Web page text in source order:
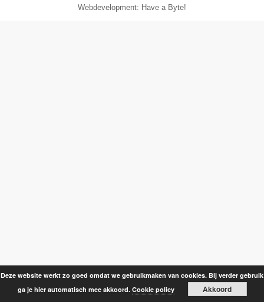
Webdevelopment: Have a Byte!
Deze website werkt zo goed omdat we gebruikmaken van cookies. Bij verder gebruik
ga je hier automatisch mee akkoord. Cookie policy Akkoord